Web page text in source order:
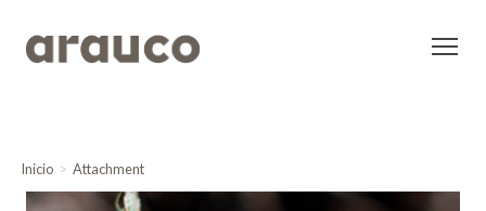
Inicio Attachment